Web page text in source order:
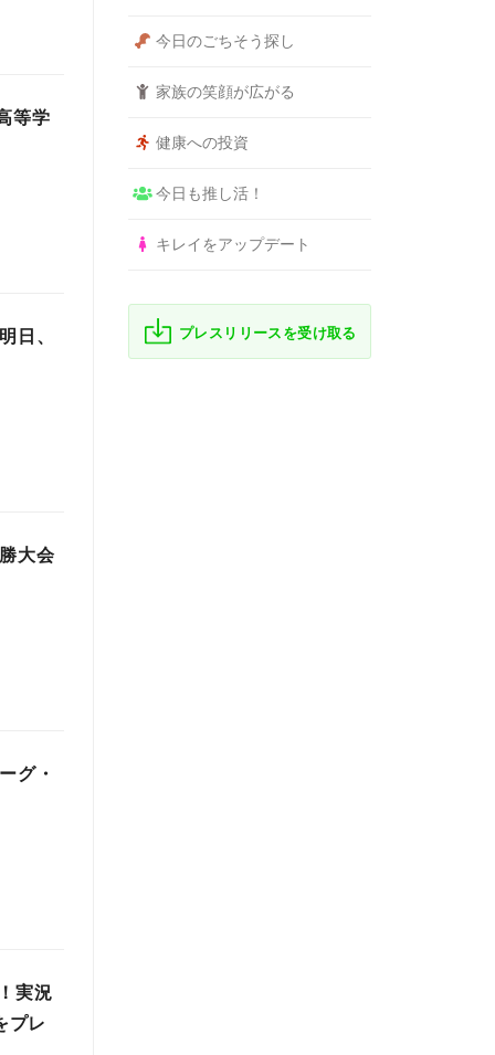
等学
日、
大会
グ・
実況
プレ
今日のごちそう探し
家族の笑顔が広がる
健康への投資
今日も推し活！
キレイをアップデート
プレスリリースを受け取る